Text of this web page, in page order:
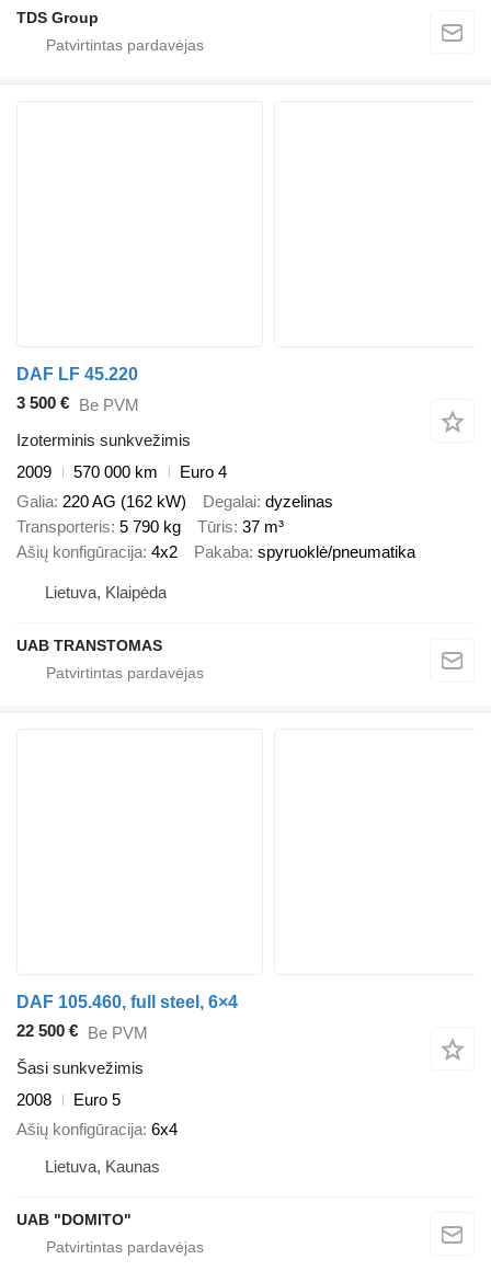
TDS Group
DAF LF 45.220
3 500 € Be PVM
Izoterminis sunkvežimis
2009
570 000 km
Euro 4
Galia 220 AG (162 kW) Degalai dyzelinas
Transporteris 5 790 kg Tūris 37 m³
Ašių konfigūracija 4x2 Pakaba spyruoklė/pneumatika
Lietuva, Klaipėda
UAB TRANSTOMAS
DAF 105.460, full steel, 6×4
22 500 € Be PVM
Šasi sunkvežimis
2008
Euro 5
Ašių konfigūracija 6x4
Lietuva, Kaunas
UAB "DOMITO"